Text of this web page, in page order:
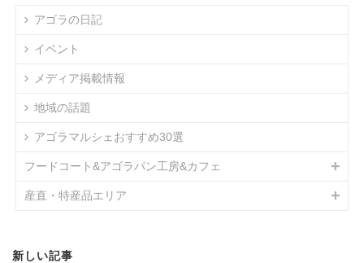
アゴラの日記
イベント
メディア掲載情報
地域の話題
アゴラマルシェおすすめ30選
フードコート&アゴラパン工房&カフェ
産直・特産品エリア
新しい記事